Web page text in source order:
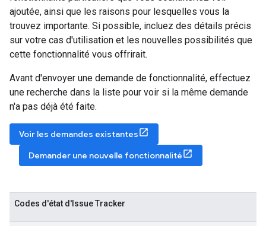
ajoutée, ainsi que les raisons pour lesquelles vous la
trouvez importante. Si possible, incluez des détails précis
sur votre cas d'utilisation et les nouvelles possibilités que
cette fonctionnalité vous offrirait.
Avant d'envoyer une demande de fonctionnalité, effectuez
une recherche dans la liste pour voir si la même demande
n'a pas déjà été faite.
Voir les demandes existantes
Demander une nouvelle fonctionnalité
Codes d'état d'Issue Tracker